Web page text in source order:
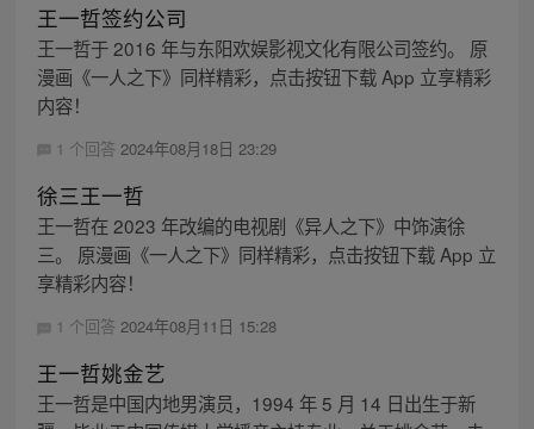
王一哲签约公司
王一哲于 2016 年与东阳欢娱影视文化有限公司签约。 原
漫画《一人之下》同样精彩，点击按钮下载 App 立享精彩
内容！
1 个回答 2024年08月18日 23:29
徐三王一哲
王一哲在 2023 年改编的电视剧《异人之下》中饰演徐
三。 原漫画《一人之下》同样精彩，点击按钮下载 App 立
享精彩内容！
1 个回答 2024年08月11日 15:28
王一哲姚金艺
王一哲是中国内地男演员，1994 年 5 月 14 日出生于新